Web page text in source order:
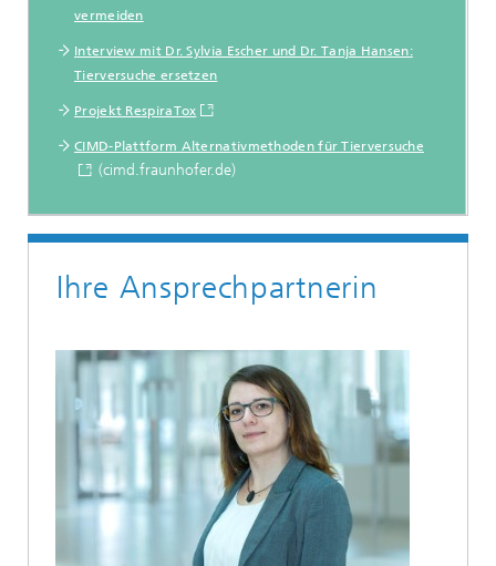
vermeiden
Interview mit Dr. Sylvia Escher und Dr. Tanja Hansen:
Tierversuche ersetzen
Projekt RespiraTox
CIMD-Plattform Alternativmethoden für Tierversuche
(cimd.fraunhofer.de)
Ihre Ansprechpartnerin